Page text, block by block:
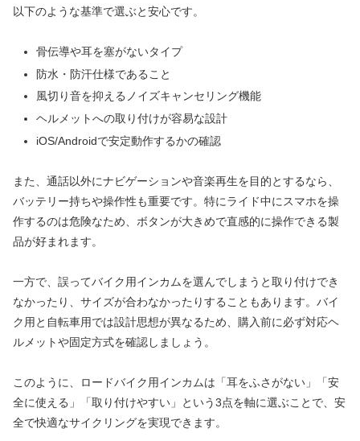
以下のような基準で選ぶと安心です。
骨伝導や耳を塞がないタイプ
防水・防汗仕様であること
風切り音を抑えるノイズキャンセリング機能
ヘルメットへの取り付けが容易な設計
iOS/Androidで安定動作するかの確認
また、通話以外にナビゲーションや音楽再生を目的とするなら、
バッテリー持ちや操作性も重要です。特にライド中にスマホを操
作するのは危険なため、ボタンが大きめで直感的に操作できる製
品が好まれます。
一方で、誤ってバイク用インカムを選んでしまうと取り付けでき
なかったり、サイズが合わなかったりすることもあります。バイ
ク用と自転車用では設計思想が異なるため、購入前に必ず対応ヘ
ルメットや固定方式を確認しましょう。
このように、ロードバイク用インカムは「耳をふさがない」「安
全に使える」「取り付けやすい」という3点を軸に選ぶことで、安
全で快適なサイクリングを実現できます。